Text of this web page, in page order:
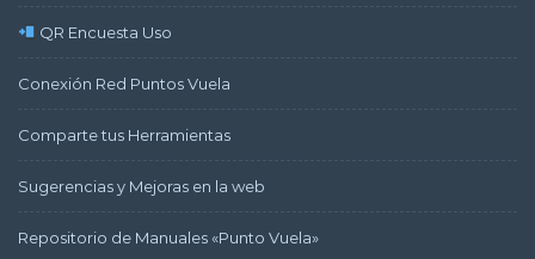
QR Encuesta Uso
Conexión Red Puntos Vuela
Comparte tus Herramientas
Sugerencias y Mejoras en la web
Repositorio de Manuales «Punto Vuela»